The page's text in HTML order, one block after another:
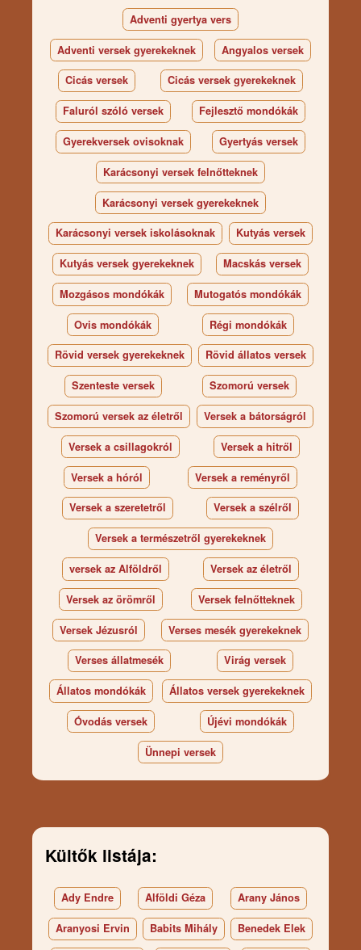
Adventi gyertya vers
Adventi versek gyerekeknek Angyalos versek
Cicás versek Cicás versek gyerekeknek
Faluról szóló versek Fejlesztő mondókák
Gyerekversek ovisoknak Gyertyás versek
Karácsonyi versek felnőtteknek
Karácsonyi versek gyerekeknek
Karácsonyi versek iskolásoknak Kutyás versek
Kutyás versek gyerekeknek Macskás versek
Mozgásos mondókák Mutogatós mondókák
Ovis mondókák Régi mondókák
Rövid versek gyerekeknek Rövid állatos versek
Szenteste versek Szomorú versek
Szomorú versek az életről Versek a bátorságról
Versek a csillagokról Versek a hitről
Versek a hóról Versek a reményről
Versek a szeretetről Versek a szélről
Versek a természetről gyerekeknek
versek az Alföldről Versek az életről
Versek az örömről Versek felnőtteknek
Versek Jézusról Verses mesék gyerekeknek
Verses állatmesék Virág versek
Állatos mondókák Állatos versek gyerekeknek
Óvodás versek Újévi mondókák
Ünnepi versek
Kültők listája:
Ady Endre Alföldi Géza Arany János
Aranyosi Ervin Babits Mihály Benedek Elek